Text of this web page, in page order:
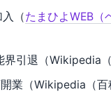
（たまひよWEB（
界引退（Wikipedia
業（Wikipedia（